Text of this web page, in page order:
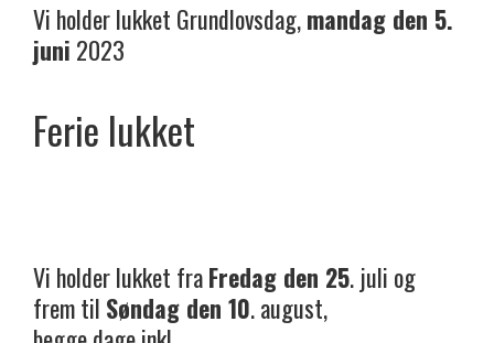
Vi holder lukket Grundlovsdag,mandag den 5.
juni 2023
Ferie lukket
Vi holder lukket fraFredag den 25. juli og
frem til Søndag den 10. august,